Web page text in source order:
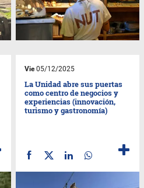
Vie05/12/2025
La Unidad abre sus puertas
como centro de negocios y
experiencias (innovación,
turismo y gastronomía)